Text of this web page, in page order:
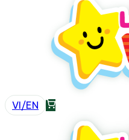
VI/EN